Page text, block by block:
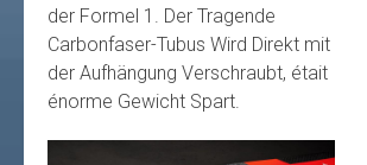
der Formel 1. Der Tragende
Carbonfaser-Tubus Wird Direkt mit
der Aufhängung Verschraubt, était
énorme Gewicht Spart.